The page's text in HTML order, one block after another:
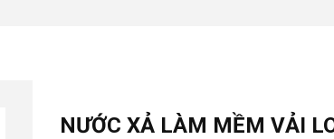
NƯỚC XẢ LÀM MỀM VẢI